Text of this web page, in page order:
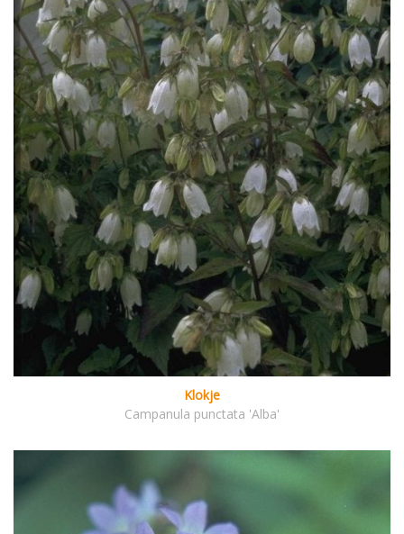
Klokje
Campanula punctata 'Alba'